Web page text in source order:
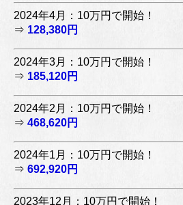
2024年4月：10万円で開始！
⇒ 128,380円
2024年3月：10万円で開始！
⇒ 185,120円
2024年2月：10万円で開始！
⇒ 468,620円
2024年1月：10万円で開始！
⇒ 692,920円
2023年12月：10万円で開始！